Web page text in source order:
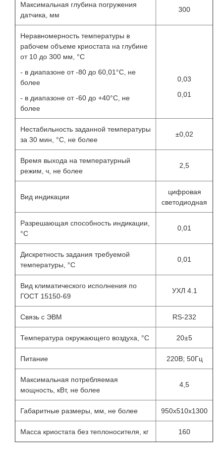
Максимальная глубина погружения
датчика, мм
300
Неравномерность температуры в
рабочем объеме криостата на глубине
от 10 до 300 мм, °С
- в диапазоне от -80 до 60,01°С, не
более
- в диапазоне от -60 до +40°С, не
более
0,03
0,01
Нестабильность заданной температуры
за 30 мин, °С, не более
±0,02
Время выхода на температурный
режим, ч, не более
2,5
Вид индикации
цифровая
светодиодная
Разрешающая способность индикации,
°С
0,01
Дискретность задания требуемой
температуры, °С
0,01
Вид климатического исполнения по
ГОСТ 15150-69
УХЛ 4.1
Связь с ЭВМ RS-232
Температура окружающего воздуха, °С 20±5
Питание 220В; 50Гц
Максимальная потребляемая
мощность, кВт, не более
4,5
Габаритные размеры, мм, не более 950х510х1300
Масса криостата без теплоносителя, кг 160